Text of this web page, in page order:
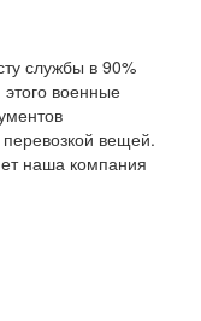
службы в 90%
этого военные
вещей.
наша компания